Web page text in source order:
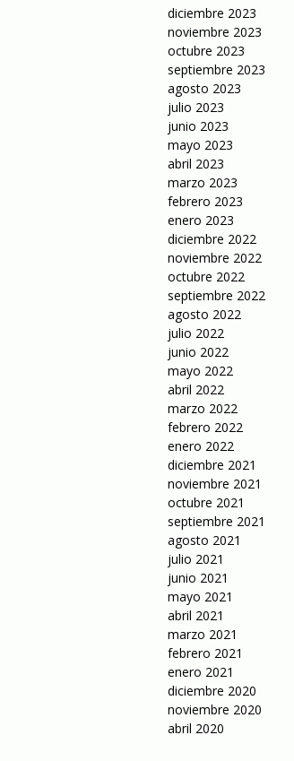
diciembre 2023
noviembre 2023
octubre 2023
septiembre 2023
agosto 2023
julio 2023
junio 2023
mayo 2023
abril 2023
marzo 2023
febrero 2023
enero 2023
diciembre 2022
noviembre 2022
octubre 2022
septiembre 2022
agosto 2022
julio 2022
junio 2022
mayo 2022
abril 2022
marzo 2022
febrero 2022
enero 2022
diciembre 2021
noviembre 2021
octubre 2021
septiembre 2021
agosto 2021
julio 2021
junio 2021
mayo 2021
abril 2021
marzo 2021
febrero 2021
enero 2021
diciembre 2020
noviembre 2020
abril 2020